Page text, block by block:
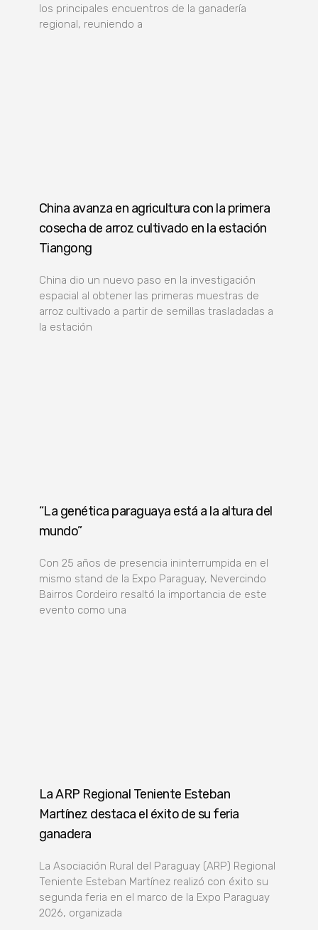
los principales encuentros de la ganadería
regional, reuniendo a
China avanza en agricultura con la primera
cosecha de arroz cultivado en la estación
Tiangong
China dio un nuevo paso en la investigación
espacial al obtener las primeras muestras de
arroz cultivado a partir de semillas trasladadas a
la estación
“La genética paraguaya está a la altura del
mundo”
Con 25 años de presencia ininterrumpida en el
mismo stand de la Expo Paraguay, Nevercindo
Bairros Cordeiro resaltó la importancia de este
evento como una
La ARP Regional Teniente Esteban
Martínez destaca el éxito de su feria
ganadera
La Asociación Rural del Paraguay (ARP) Regional
Teniente Esteban Martínez realizó con éxito su
segunda feria en el marco de la Expo Paraguay
2026, organizada